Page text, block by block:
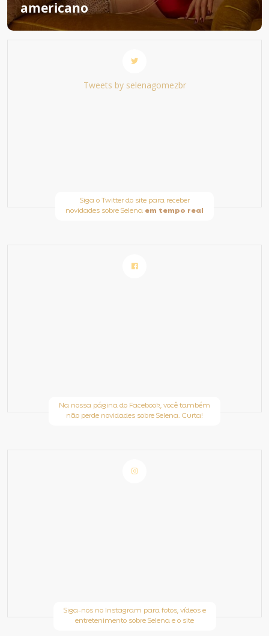
americano
Tweets by selenagomezbr
Siga o Twitter do site para receber
novidades sobre Selena em tempo real
Na nossa página do Facebook, você também
não perde novidades sobre Selena. Curta!
Siga-nos no Instagram para fotos, vídeos e
entretenimento sobre Selena e o site